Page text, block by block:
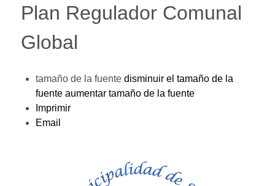
Plan Regulador Comunal
Global
tamaño de la fuente disminuir el tamaño de la
fuente aumentar tamaño de la fuente
Imprimir
Email